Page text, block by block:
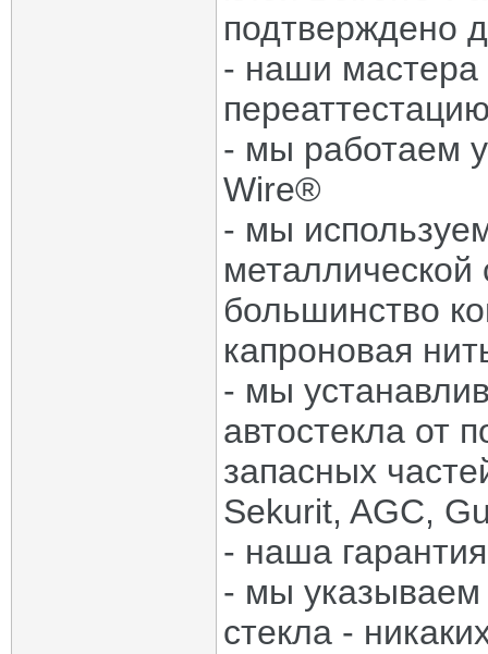
подтверждено
- наши мастера
- мы работаем
Wire®
- мы
металлической
большинство
капроновая
- мы
автостекла от
запасных
Sekurit, AGC,
- наша
- мы указываем
стекла -